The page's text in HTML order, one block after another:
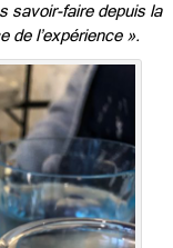
savoir-faire depuis la
de l’expérience ».